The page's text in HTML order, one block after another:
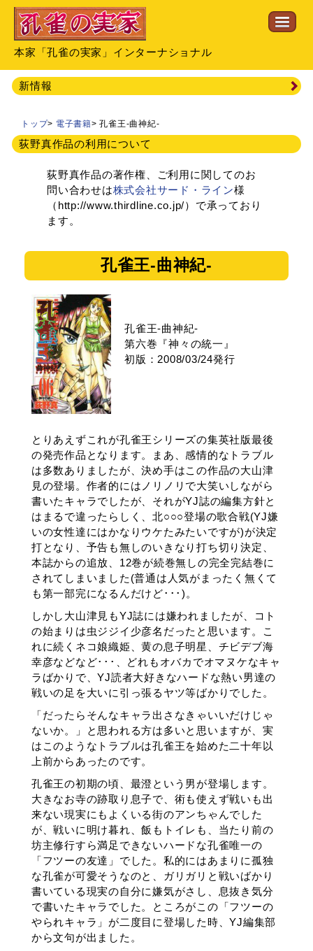
本家「孔雀の実家」インターナショナル
トップ> 電子書籍> 孔雀王-曲神紀-
荻野真作品の利用について
荻野真作品の著作権、ご利用に関してのお
問い合わせは株式会社サード・ライン様
（http://www.thirdline.co.jp/）で承っており
ます。
孔雀王-曲神紀-
孔雀王-曲神紀-
第六巻『神々の統一』
初版：2008/03/24発行
とりあえずこれが孔雀王シリーズの集英社版最後
の発売作品となります。まあ、感情的なトラブル
は多数ありましたが、決め手はこの作品の大山津
見の登場。作者的にはノリノリで大笑いしながら
書いたキャラでしたが、それがYJ誌の編集方針と
はまるで違ったらしく、北○○○登場の歌合戦(YJ嫌
いの女性達にはかなりウケたみたいですが)が決定
打となり、予告も無しのいきなり打ち切り決定、
本誌からの追放、12巻が続巻無しの完全完結巻に
されてしまいました(普通は人気がまったく無くて
も第一部完になるんだけど･･･)。
しかし大山津見もYJ誌には嫌われましたが、コト
の始まりは虫ジジイ少彦名だったと思います。こ
れに続くネコ娘織姫、黄の息子明星、チビデブ海
幸彦などなど･･･、どれもオバカでオマヌケなキャ
ラばかりで、YJ読者大好きなハードな熱い男達の
戦いの足を大いに引っ張るヤツ等ばかりでした。
「だったらそんなキャラ出さなきゃいいだけじゃ
ないか。」と思われる方は多いと思いますが、実
はこのようなトラブルは孔雀王を始めた二十年以
上前からあったのです。
孔雀王の初期の頃、最澄という男が登場します。
大きなお寺の跡取り息子で、術も使えず戦いも出
来ない現実にもよくいる街のアンちゃんでした
が、戦いに明け暮れ、飯もトイレも、当たり前の
坊主修行すら満足できないハードな孔雀唯一の
「フツーの友達」でした。私的にはあまりに孤独
な孔雀が可愛そうなのと、ガリガリと戦いばかり
書いている現実の自分に嫌気がさし、息抜き気分
で書いたキャラでした。ところがこの「フツーの
やられキャラ」が二度目に登場した時、YJ編集部
から文句が出ました。
新情報